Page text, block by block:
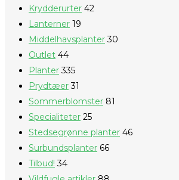
Krydderurter 42
Lanterner 19
Middelhavsplanter 30
Outlet 44
Planter 335
Prydtæer 31
Sommerblomster 81
Specialiteter 25
Stedsegrønne planter 46
Surbundsplanter 66
Tilbud! 34